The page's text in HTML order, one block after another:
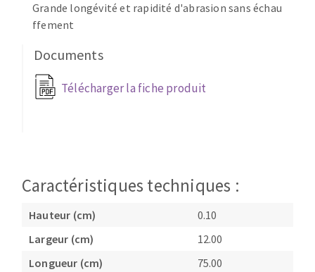
Scies à ruban
Perceuses
Perceuses magnétiques
Tourets
Grande longévité et rapidité d'abrasion sans échau
ffement
Documents
Télécharger la fiche produit
Caractéristiques techniques :
Hauteur (cm)
0.10
Largeur (cm)
12.00
Longueur (cm)
75.00